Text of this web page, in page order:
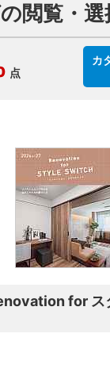
閲覧・選
点
カ
for ス